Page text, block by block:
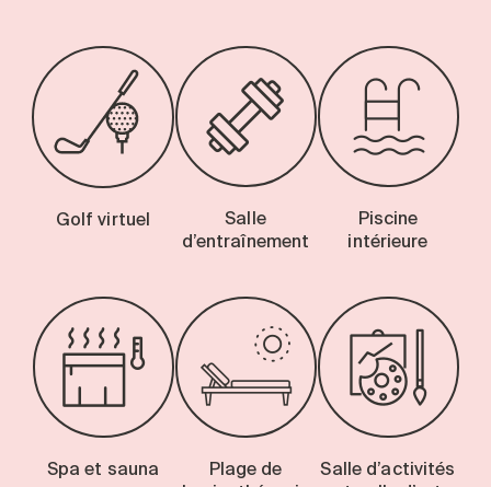
Golf virtuel
Salle
d’entraînement
Piscine
intérieure
Spa et sauna
Plage de
Salle d’activités